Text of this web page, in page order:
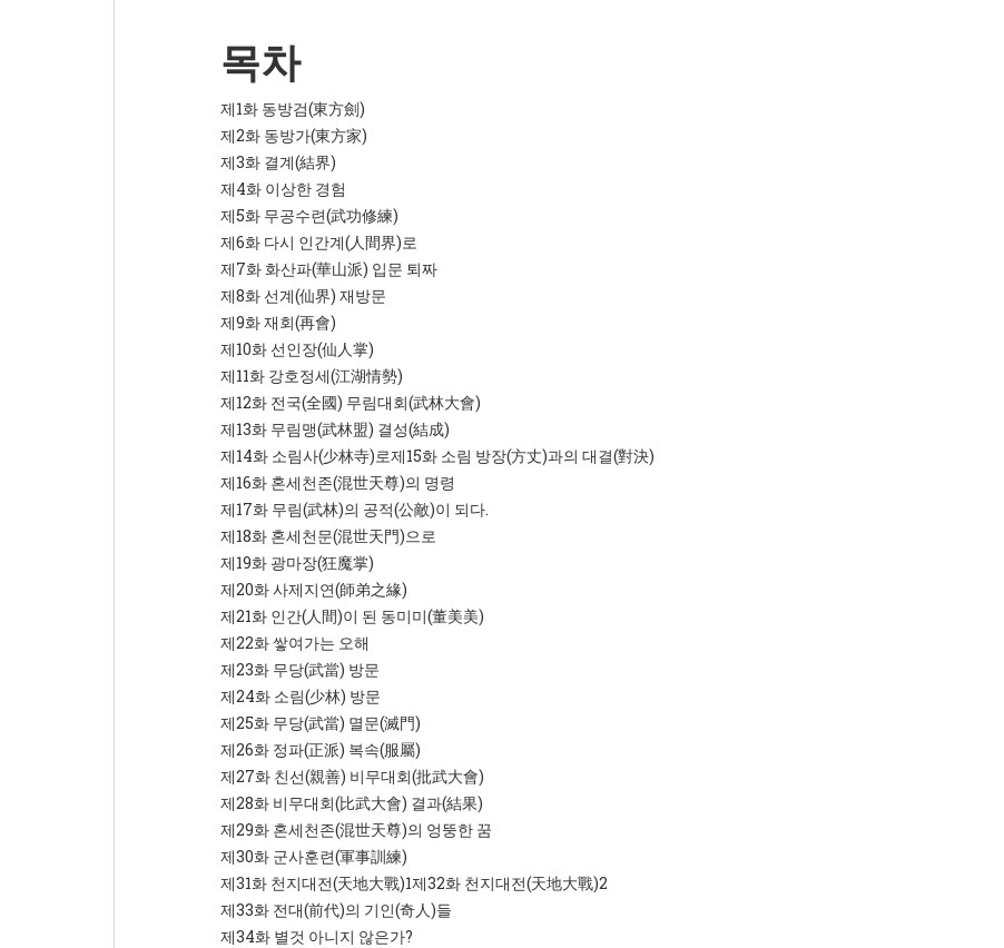
목차
제1화 동방검(東方劍)
제2화 동방가(東方家)
제3화 결계(結界)
제4화 이상한 경험
제5화 무공수련(武功修練)
제6화 다시 인간계(人間界)로
제7화 화산파(華山派) 입문 퇴짜
제8화 선계(仙界) 재방문
제9화 재회(再會)
제10화 선인장(仙人掌)
제11화 강호정세(江湖情勢)
제12화 전국(全國) 무림대회(武林大會)
제13화 무림맹(武林盟) 결성(結成)
제14화 소림사(少林寺)로제15화 소림 방장(方丈)과의 대결(對決)
제16화 혼세천존(混世天尊)의 명령
제17화 무림(武林)의 공적(公敵)이 되다.
제18화 혼세천문(混世天門)으로
제19화 광마장(狂魔掌)
제20화 사제지연(師弟之緣)
제21화 인간(人間)이 된 동미미(董美美)
제22화 쌓여가는 오해
제23화 무당(武當) 방문
제24화 소림(少林) 방문
제25화 무당(武當) 멸문(滅門)
제26화 정파(正派) 복속(服屬)
제27화 친선(親善) 비무대회(批武大會)
제28화 비무대회(比武大會) 결과(結果)
제29화 혼세천존(混世天尊)의 엉뚱한 꿈
제30화 군사훈련(軍事訓練)
제31화 천지대전(天地大戰)1제32화 천지대전(天地大戰)2
제33화 전대(前代)의 기인(奇人)들
제34화 별것 아니지 않은가?